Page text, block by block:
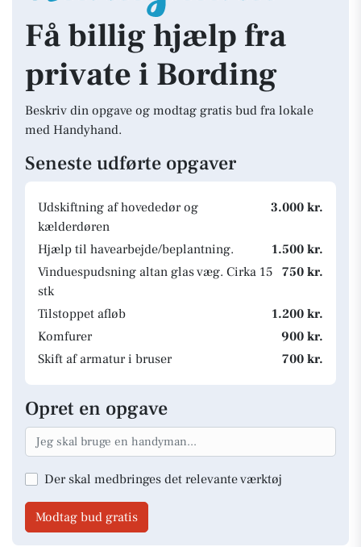
Få billig hjælp fra
private i Bording
Beskriv din opgave og modtag gratis bud fra lokale
med Handyhand.
Seneste udførte opgaver
Udskiftning af hovededør og
kælderdøren
3.000 kr.
Hjælp til havearbejde/beplantning.
1.500 kr.
Vinduespudsning altan glas væg. Cirka 15
stk
750 kr.
Tilstoppet afløb
1.200 kr.
Komfurer
900 kr.
Skift af armatur i bruser
700 kr.
Opret en opgave
Der skal medbringes det relevante værktøj
Modtag bud gratis